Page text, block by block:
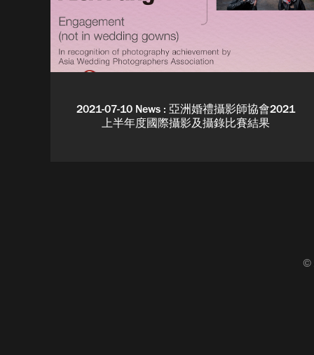
2021-07-10 News : 亞洲婚禮攝影師協會2021
上半年度國際攝影及攝錄比賽結果
©